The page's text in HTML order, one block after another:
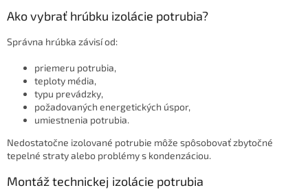
Ako vybrať hrúbku izolácie potrubia?
Správna hrúbka závisí od:
priemeru potrubia,
teploty média,
typu prevádzky,
požadovaných energetických úspor,
umiestnenia potrubia.
Nedostatočne izolované potrubie môže spôsobovať zbytočné
tepelné straty alebo problémy s kondenzáciou.
Montáž technickej izolácie potrubia